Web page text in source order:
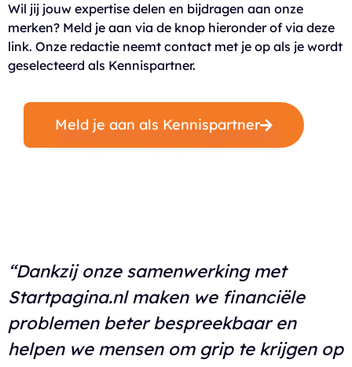
Wil jij jouw expertise delen en bijdragen aan onze
merken? Meld je aan via de knop hieronder of via deze
link. Onze redactie neemt contact met je op als je wordt
geselecteerd als Kennispartner.
Meld je aan als Kennispartner
“Dankzij onze samenwerking met
Startpagina.nl maken we financiële
problemen beter bespreekbaar en
helpen we mensen om grip te krijgen op